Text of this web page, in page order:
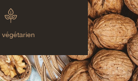
végétarien